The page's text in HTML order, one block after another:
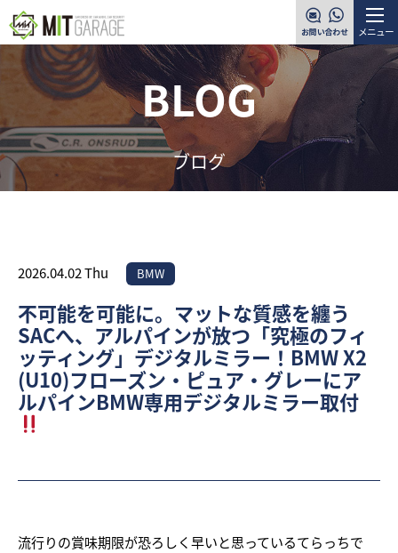
メニュー
BLOG
ブログ
2026.04.02 Thu BMW
不可能を可能に。マットな質感を纏う
SACへ、アルパインが放つ「究極のフィ
ッティング」デジタルミラー！BMW X2
(U10)フローズン・ピュア・グレーにア
ルパインBMW専用デジタルミラー取付
流行りの賞味期限が恐ろしく早いと思っているてらっちで